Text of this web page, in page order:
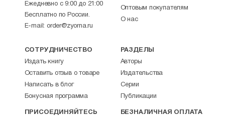
Ежедневно с 9:00 до 21:00
Бесплатно по России.
E-mail: order@zyorna.ru
Оптовым покупателям
О нас
СОТРУДНИЧЕСТВО
Издать книгу
Оставить отзыв о товаре
Написать в блог
Бонусная программа
РАЗДЕЛЫ
Авторы
Издательства
Серии
Публикации
ПРИСОЕДИНЯЙТЕСЬ БЕЗНАЛИЧНАЯ ОПЛАТА